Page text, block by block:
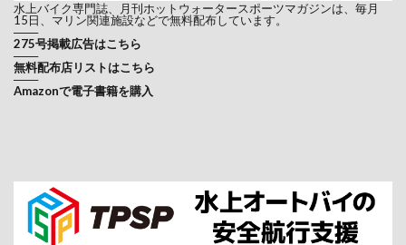
水上バイク専門誌、月刊ホットウォータースポーツマガジンは、毎月
15日、マリン関連施設などで無料配布しています。
───
275号掲載広告はこちら
───
無料配布店リストはこちら
───
Amazonで電子書籍を購入